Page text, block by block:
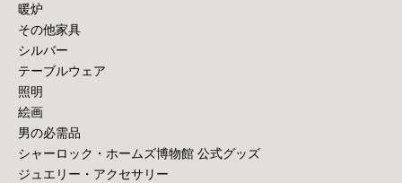
暖炉
その他家具
シルバー
テーブルウェア
照明
絵画
男の必需品
シャーロック・ホームズ博物館 公式グッズ
ジュエリー・アクセサリー